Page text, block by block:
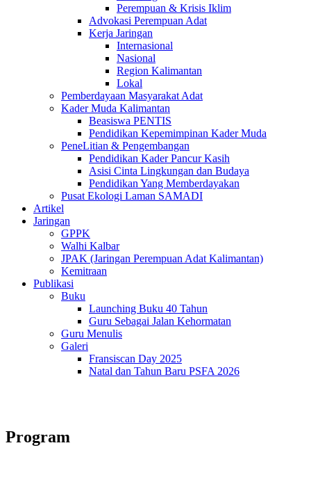
Perempuan & Krisis Iklim
Advokasi Perempuan Adat
Kerja Jaringan
Internasional
Nasional
Region Kalimantan
Lokal
Pemberdayaan Masyarakat Adat
Kader Muda Kalimantan
Beasiswa PENTIS
Pendidikan Kepemimpinan Kader Muda
PeneLitian & Pengembangan
Pendidikan Kader Pancur Kasih
Asisi Cinta Lingkungan dan Budaya
Pendidikan Yang Memberdayakan
Pusat Ekologi Laman SAMADI
Artikel
Jaringan
GPPK
Walhi Kalbar
JPAK (Jaringan Perempuan Adat Kalimantan)
Kemitraan
Publikasi
Buku
Launching Buku 40 Tahun
Guru Sebagai Jalan Kehormatan
Guru Menulis
Galeri
Fransiscan Day 2025
Natal dan Tahun Baru PSFA 2026
Program